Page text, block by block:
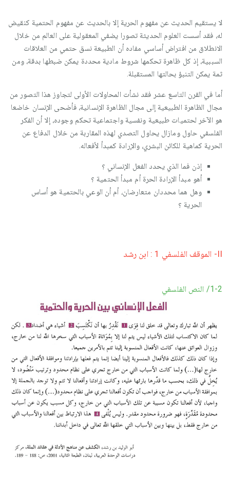
لا يستقيم الحديث عن مفهوم الحرية إلا بالحديث عن مفهوم الحتمية كنقيض
له، فقد أسست العلوم الحديثة تصورا يضفي المعقولية على العالم من خلال
الانطلاق من افتراض أساسي مفاده أن الطبيعة نسق حتمي من العلاقات
السببية، إذ كل ظاهرة تحكمها شروط مادية محددة يمكن ضبطها بدقة، ومن
ثمة يمكن التنبؤ بحالتها المستقبلة.
أما في القرن التاسع عشر فقد نشأت المحاولات الأولى لتجاوز هذا التصور من
مجال الظاهرة الطبيعية إلى مجال الظاهرة الإنسانية، فأضحى الإنسان خاضعا
هو الآخر لحتميات طبيعية ونفسية واجتماعية تحكم وجوده، إلا أن الفكر
الفلسفي حاول ومازال يحاول التصدي لهذه المقاربة من خلال الدفاع عن
الحرية كماهية للكائن البشري، والإرادة كمبدأ لأفعاله.
إذن فما الذي يحدد الفعل الإنساني ؟
أهو مبدأ الإرادة الحرة أم مبدأ الحتمية ؟
وهل هما محددان متعارضان، أم أن الوعي بالحتمية هو أساس
الحرية ؟
II- الموقف الفلسفي 1 : ابن رشد
1-2/ النص الفلسفي